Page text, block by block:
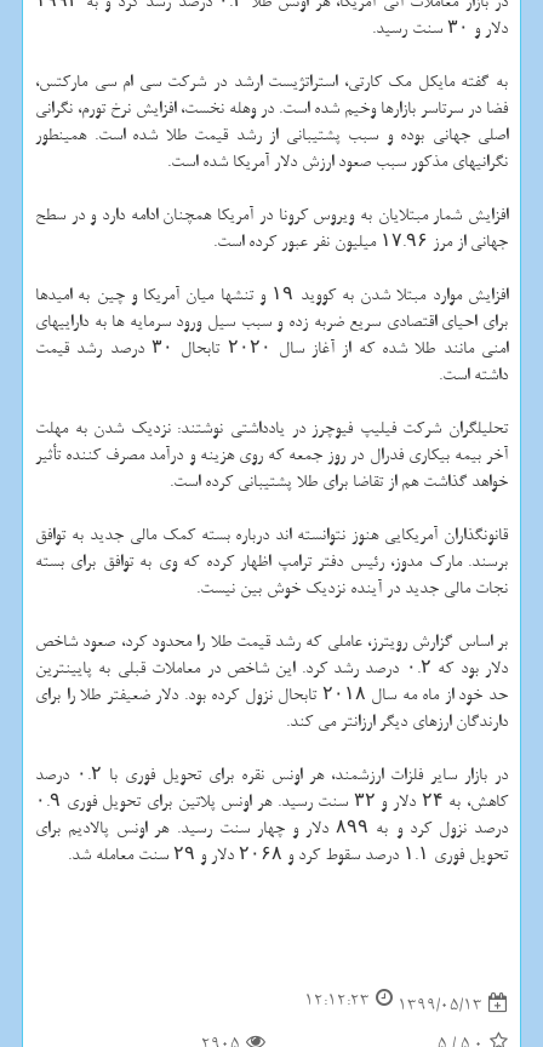
دلار و ۳۰ سنت رسید.
به گفته مایکل مک کارتی، استراتژیست ارشد در شرکت سی ام سی مارکتس،
فضا در سرتاسر بازارها وخیم شده است. در وهله نخست، افزایش نرخ تورم، نگرانی
اصلی جهانی بوده و سبب پشتیبانی از رشد قیمت طلا شده است. همینطور
نگرانیهای مذکور سبب صعود ارزش دلار آمریکا شده است.
افزایش شمار مبتلایان به ویروس کرونا در آمریکا همچنان ادامه دارد و در سطح
جهانی از مرز ۱۷.۹۶ میلیون نفر عبور کرده است.
افزایش موارد مبتلا شدن به کووید ۱۹ و تنشها میان آمریکا و چین به امیدها
برای احیای اقتصادی سریع ضربه زده و سبب سیل ورود سرمایه ها به داراییهای
امنی مانند طلا شده که از آغاز سال ۲۰۲۰ تابحال ۳۰ درصد رشد قیمت
داشته است.
تحلیلگران شرکت فیلیپ فیوچرز در یادداشتی نوشتند: نزدیک شدن به مهلت
آخر بیمه بیکاری فدرال در روز جمعه که روی هزینه و درآمد مصرف کننده تأثیر
خواهد گذاشت هم از تقاضا برای طلا پشتیبانی کرده است.
قانونگذاران آمریکایی هنوز نتوانسته اند درباره بسته کمک مالی جدید به توافق
برسند. مارک مدوز، رئیس دفتر ترامپ اظهار کرده که وی به توافق برای بسته
نجات مالی جدید در آینده نزدیک خوش بین نیست.
بر اساس گزارش رویترز، عاملی که رشد قیمت طلا را محدود کرد، صعود شاخص
دلار بود که ۰.۲ درصد رشد کرد. این شاخص در معاملات قبلی به پایینترین
حد خود از ماه مه سال ۲۰۱۸ تابحال نزول کرده بود. دلار ضعیفتر طلا را برای
دارندگان ارزهای دیگر ارزانتر می کند.
در بازار سایر فلزات ارزشمند، هر اونس نقره برای تحویل فوری با ۰.۲ درصد
کاهش، به ۲۴ دلار و ۳۲ سنت رسید. هر اونس پلاتین برای تحویل فوری ۰.۹
درصد نزول کرد و به ۸۹۹ دلار و چهار سنت رسید. هر اونس پالادیم برای
تحویل فوری ۱.۱ درصد سقوط کرد و ۲۰۶۸ دلار و ۲۹ سنت معامله شد.
1399/05/13
12:12:23